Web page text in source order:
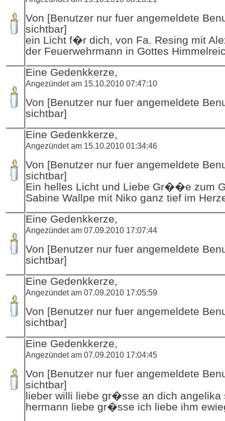
Von [Benutzer nur fuer angemeldete
sichtbar]
ein Licht f�r dich, von Fa. Resing mit
der Feuerwehrmann in Gottes
Eine Gedenkkerze,
Angezündet am 15.10.2010 07:47:10
Von [Benutzer nur fuer angemeldete
sichtbar]
Eine Gedenkkerze,
Angezündet am 15.10.2010 01:34:46
Von [Benutzer nur fuer angemeldete
sichtbar]
Ein helles Licht und Liebe Gr��e zum
Sabine Wallpe mit Niko ganz tief im
Eine Gedenkkerze,
Angezündet am 07.09.2010 17:07:44
Von [Benutzer nur fuer angemeldete
sichtbar]
Eine Gedenkkerze,
Angezündet am 07.09.2010 17:05:59
Von [Benutzer nur fuer angemeldete
sichtbar]
Eine Gedenkkerze,
Angezündet am 07.09.2010 17:04:45
Von [Benutzer nur fuer angemeldete
sichtbar]
lieber willi liebe gr�sse an dich angelika
hermann liebe gr�sse ich liebe ihm